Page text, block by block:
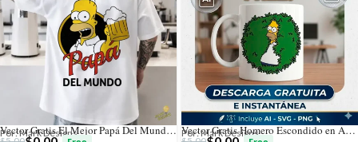
Vector Gratis El Mejor Papá Del Mundo Homero Simpson
Por: Mark Designs Vector Gratis Homero Escondido en Arbusto Estilo Meme
Por: Mark Designs